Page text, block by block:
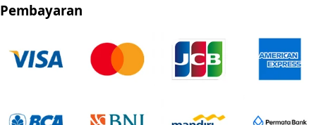
Pembayaran